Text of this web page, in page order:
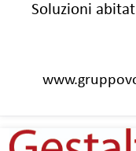
Soluzioni